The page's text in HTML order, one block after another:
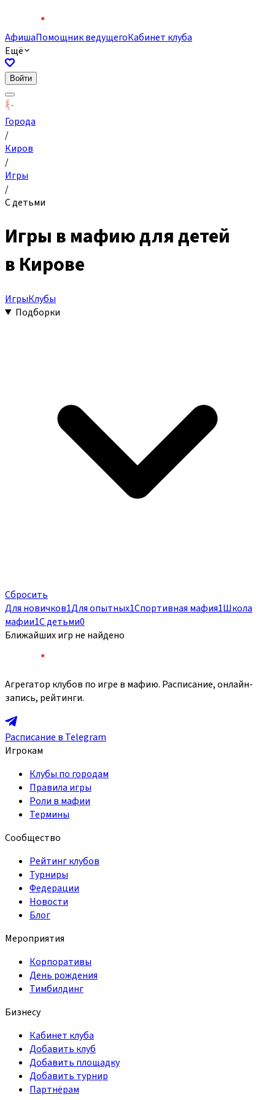
АфишаПомощник ведущегоКабинет клуба
Ещё
Войти
Города
/
Киров
/
Игры
/
С детьми
Игры в мафию для детей
в Кирове
ИгрыКлубы
Подборки
Сбросить
Для новичков1Для опытных1Спортивная мафия1Школа
мафии1С детьми0
Ближайших игр не найдено
Агрегатор клубов по игре в мафию. Расписание, онлайн-
запись, рейтинги.
Расписание в Telegram
Игрокам
Клубы по городам
Правила игры
Роли в мафии
Термины
Сообщество
Рейтинг клубов
Турниры
Федерации
Новости
Блог
Мероприятия
Корпоративы
День рождения
Тимбилдинг
Бизнесу
Кабинет клуба
Добавить клуб
Добавить площадку
Добавить турнир
Партнёрам